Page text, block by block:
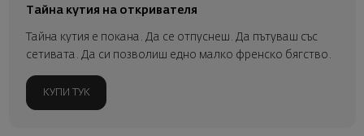
Тайна кутия на откривателя
Тайна кутия е покана. Да се отпуснеш. Да пътуваш със
сетивата. Да си позволиш едно малко френско бягство.
КУПИ ТУК